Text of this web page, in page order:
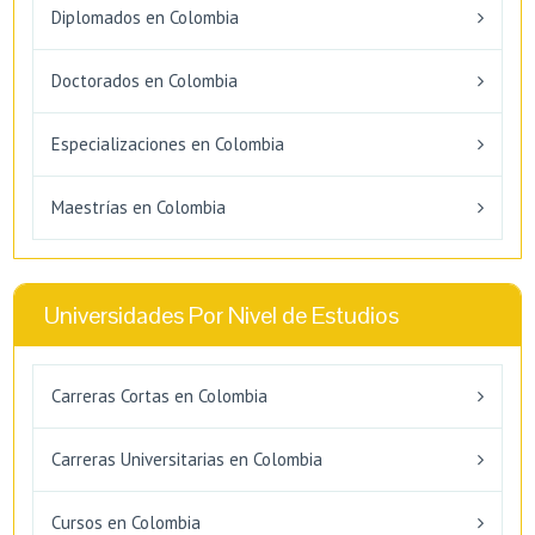
Diplomados en Colombia
Doctorados en Colombia
Especializaciones en Colombia
Maestrías en Colombia
Universidades Por Nivel de Estudios
Carreras Cortas en Colombia
Carreras Universitarias en Colombia
Cursos en Colombia